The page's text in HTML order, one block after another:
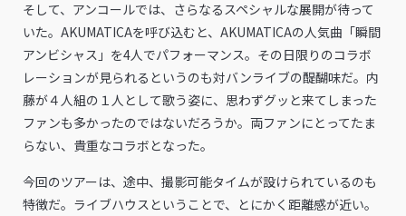
そして、アンコールでは、さらなるスペシャルな展開が待って
いた。AKUMATICAを呼び込むと、AKUMATICAの人気曲「瞬間
アンビシャス」を4人でパフォーマンス。その日限りのコラボ
レーションが見られるというのも対バンライブの醍醐味だ。内
藤が４人組の１人として歌う姿に、思わずグッと来てしまった
ファンも多かったのではないだろうか。両ファンにとってたま
らない、貴重なコラボとなった。
今回のツアーは、途中、撮影可能タイムが設けられているのも
特徴だ。ライブハウスということで、とにかく距離感が近い。